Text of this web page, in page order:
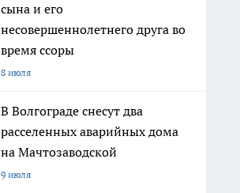
сына и его
несовершеннолетнего друга во
время ссоры
8 июля
В Волгограде снесут два
расселенных аварийных дома
на Мачтозаводской
9 июля